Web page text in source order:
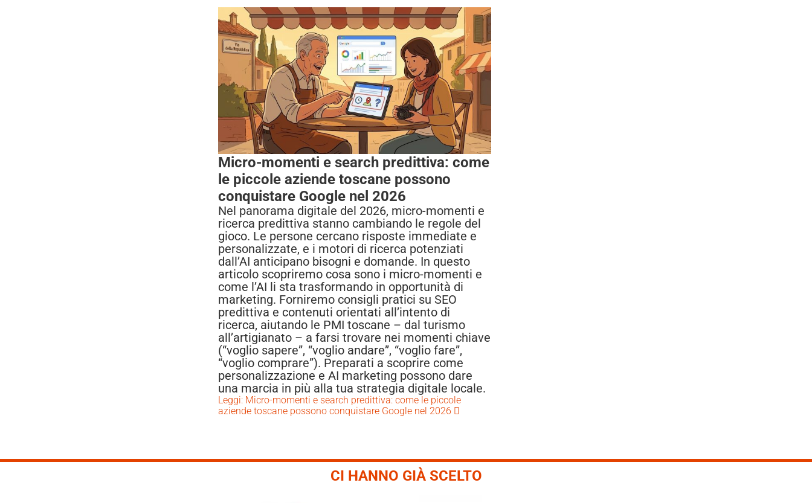
Micro-momenti e search predittiva: come
le piccole aziende toscane possono
conquistare Google nel 2026
Nel panorama digitale del 2026, micro-momenti e
ricerca predittiva stanno cambiando le regole del
gioco. Le persone cercano risposte immediate e
personalizzate, e i motori di ricerca potenziati
dall’AI anticipano bisogni e domande. In questo
articolo scopriremo cosa sono i micro-momenti e
come l’AI li sta trasformando in opportunità di
marketing. Forniremo consigli pratici su SEO
predittiva e contenuti orientati all’intento di
ricerca, aiutando le PMI toscane – dal turismo
all’artigianato – a farsi trovare nei momenti chiave
(“voglio sapere”, “voglio andare”, “voglio fare”,
“voglio comprare”). Preparati a scoprire come
personalizzazione e AI marketing possono dare
una marcia in più alla tua strategia digitale locale.
Leggi: Micro-momenti e search predittiva: come le piccole
aziende toscane possono conquistare Google nel 2026
CI HANNO GIÀ SCELTO